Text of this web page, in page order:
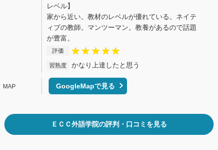
レベル】
家から近い。教材のレベルが優れている。ネイテ
ィブの教師。マンツーマン。教養があるので話題
が豊富。
評価
習熟度 かなり上達したと思う
GoogleMapで見る
ＥＣＣ外語学院の評判・口コミを見る